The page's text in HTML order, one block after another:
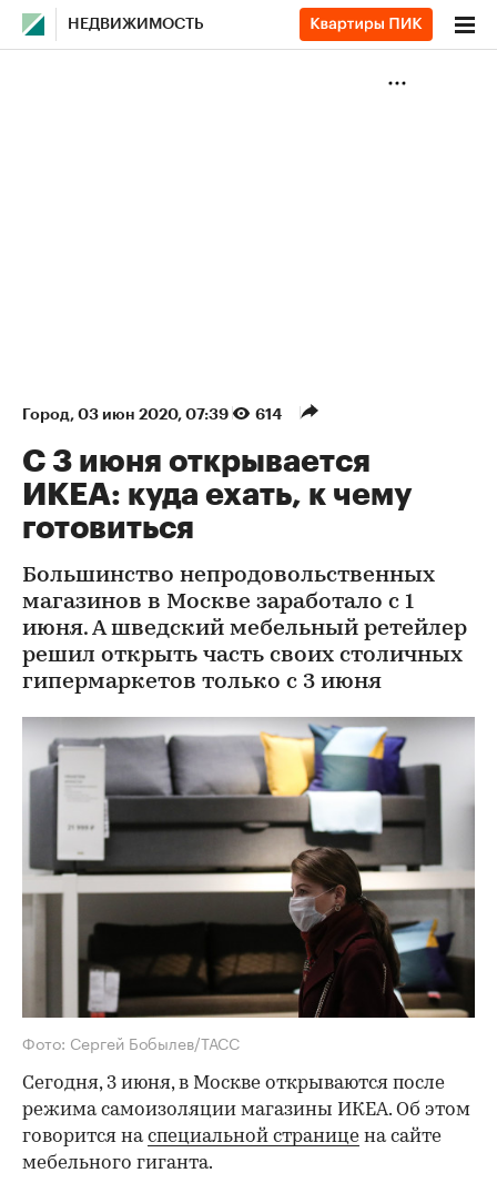
НЕДВИЖИМОСТЬ
Город⁠, 03 июн 2020, 07:39 614
С 3 июня открывается
ИКЕА: куда ехать, к чему
готовиться
Большинство непродовольственных
магазинов в Москве заработало с 1
июня. А шведский мебельный ретейлер
решил открыть часть своих столичных
гипермаркетов только с 3 июня
Фото: Сергей Бобылев/ТАСС
Сегодня, 3 июня, в Москве открываются после
режима самоизоляции магазины ИКЕА. Об этом
говорится наспециальной странице на сайте
мебельного гиганта.